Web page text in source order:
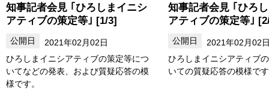
知事記者会見 ｢ひろしまイニシ
アティブの策定等｣ [1/3]
2021年02月02日
ひろしまイニシアティブの策定等につ
いてなどの発表、および質疑応答の模
様です。
知事記者会見 ｢ひろ
アティブの策定等｣
2021年02月02
ひろしまイニシアティブ
いての質疑応答の模様で